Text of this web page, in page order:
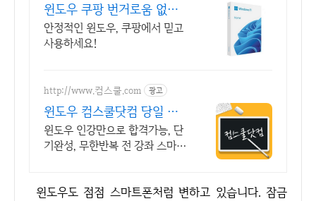
윈도우 쿠팡 번거로움 없이
빠른 설치
안정적인 윈도우, 쿠팡에서 믿고
사용하세요!
http://www.컴스쿨.com 광고
윈도우 컴스쿨닷컴 당일 신
청&결제시 기프티콘!
윈도우 인강만으로 합격가능, 단
기완성, 무한반복 전 강좌 스마트
윈도우도 점점 스마트폰처럼 변하고 있습니다. 잠금